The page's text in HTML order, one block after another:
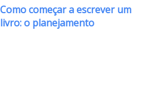
Como começar a escrever um
livro: o planejamento